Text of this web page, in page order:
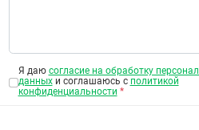
Я даю согласие на обработку
данныхи соглашаюсь с политикой
конфиденциальности *